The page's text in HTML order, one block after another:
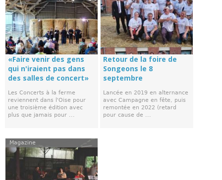
«Faire venir des gens
qui n'iraient pas dans
des salles de concert»
Les Concerts à la ferme
reviennent dans l'Oise pour
une troisième édition avec
plus que jamais pour ...
Retour de la foire de
Songeons le 8
septembre
Lancée en 2019 en alternance
avec Campagne en fête, puis
remontée en 2022 (retard
pour cause de ...
Magazine